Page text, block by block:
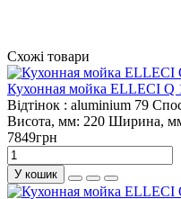
Схожі товари
Кухонная мойка ELLECI Q
Відтінок : aluminium 79
Висота, мм: 220 Ширина,
7849грн
У кошик